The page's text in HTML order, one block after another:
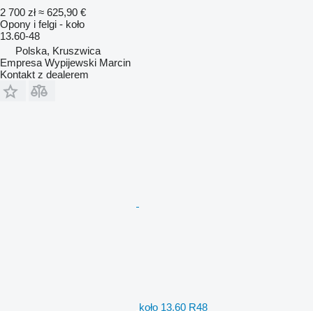
2 700 zł ≈ 625,90 €
Opony i felgi - koło
13.60-48
Polska, Kruszwica
Empresa Wypijewski Marcin
Kontakt z dealerem
koło 13.60 R48